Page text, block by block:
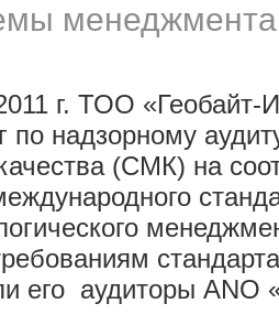
менеджмента
г. ТОО
по надзорному
(СМК) на
его аудиторы ANO